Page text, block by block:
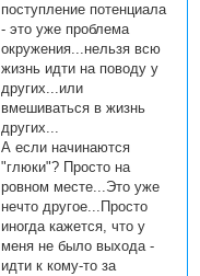
поступление потенциала
- это уже проблема
окружения...нельзя всю
жизнь идти на поводу у
других...или
вмешиваться в жизнь
других...
А если начинаются
"глюки"? Просто на
ровном месте...Это уже
нечто другое...Просто
иногда кажется, что у
меня не было выхода -
идти к кому-то за